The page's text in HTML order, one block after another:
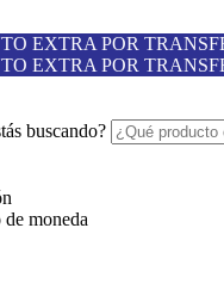
EXTRA POR
EXTRA POR